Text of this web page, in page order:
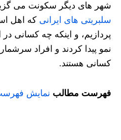
شهر های دیگر سکونت می
سلبریتی های ایرانی که اهل
پردازیم، و اینکه چه کسانی
نمو پیدا کردند و افراد
کسانی هستند.
فهرست مطالب نمایش